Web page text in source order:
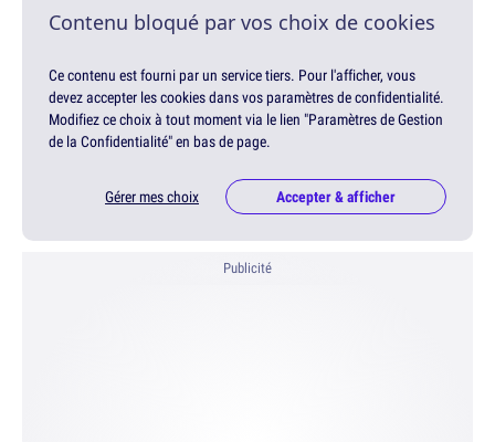
Contenu bloqué par vos choix de cookies
Ce contenu est fourni par un service tiers. Pour l'afficher, vous
devez accepter les cookies dans vos paramètres de confidentialité.
Modifiez ce choix à tout moment via le lien "Paramètres de Gestion
de la Confidentialité" en bas de page.
Gérer mes choix Accepter & afficher
Publicité